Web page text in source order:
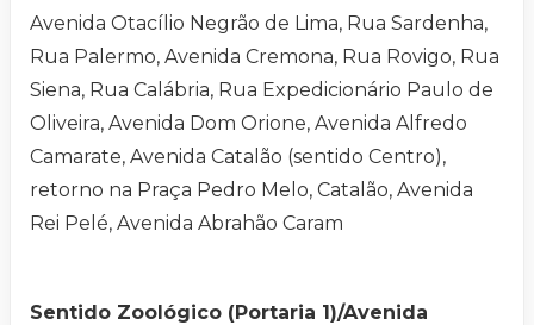
Avenida Otacílio Negrão de Lima, Rua Sardenha,
Rua Palermo, Avenida Cremona, Rua Rovigo, Rua
Siena, Rua Calábria, Rua Expedicionário Paulo de
Oliveira, Avenida Dom Orione, Avenida Alfredo
Camarate, Avenida Catalão (sentido Centro),
retorno na Praça Pedro Melo, Catalão, Avenida
Rei Pelé, Avenida Abrahão Caram
Sentido Zoológico (Portaria 1)/Avenida